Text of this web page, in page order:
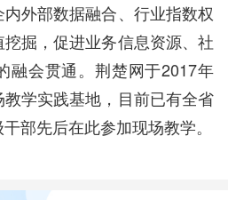
外部数据融合、行业指数权
掘，促进业务信息资源、社
融会贯通。荆楚网于2017年
学实践基地，目前已有全省
部先后在此参加现场教学。